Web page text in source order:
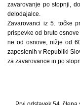
zavarovanje po stopnji,
delodajalce.
Zavarovanci iz 5. točke
prispevke od bruto
ne od osnove, nižje od
zaposlenih v Republiki
za zavarovance in po